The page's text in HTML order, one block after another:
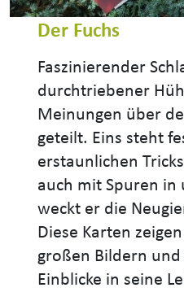
Der Fuchs
Faszinierender
durchtriebener
Meinungen über
geteilt. Eins steht
erstaunlichen
auch mit Spuren in
weckt er die
Diese Karten
großen Bildern
Einblicke in seine